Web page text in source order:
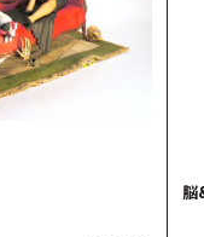
脳